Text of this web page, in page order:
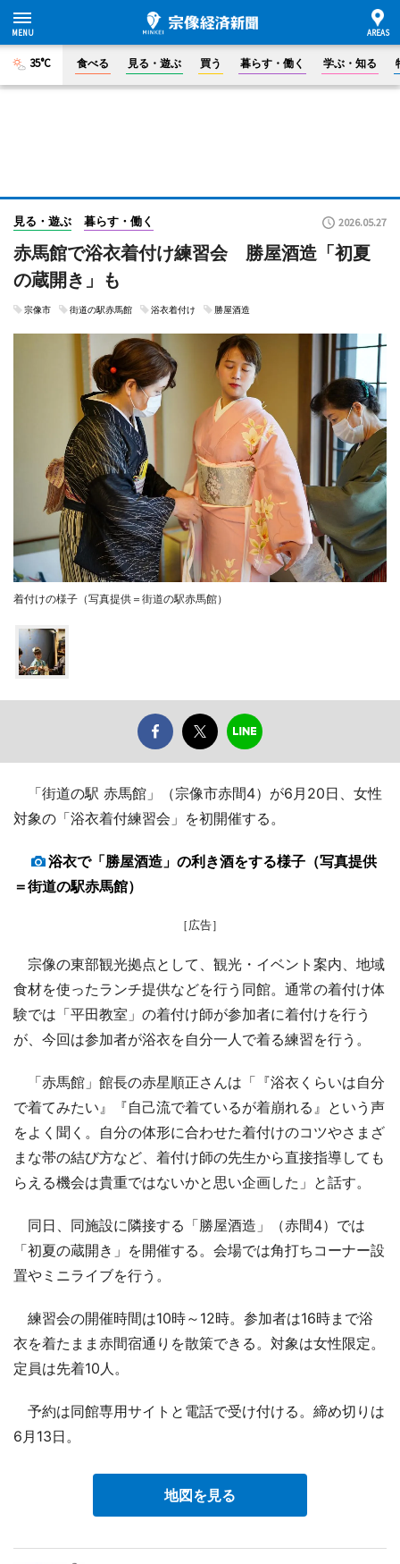
35°C 食べる 見る・遊ぶ 買う 暮らす・働く 学ぶ・知る
見る・遊ぶ 暮らす・働く 2026.05.27
赤馬館で浴衣着付け練習会 勝屋酒造「初夏
の蔵開き」も
宗像市 街道の駅赤馬館 浴衣着付け 勝屋酒造
着付けの様子（写真提供＝街道の駅赤馬館）
「街道の駅 赤馬館」（宗像市赤間4）が6月20日、女性
対象の「浴衣着付練習会」を初開催する。
浴衣で「勝屋酒造」の利き酒をする様子（写真提供
＝街道の駅赤馬館）
［広告］
宗像の東部観光拠点として、観光・イベント案内、地域
食材を使ったランチ提供などを行う同館。通常の着付け体
験では「平田教室」の着付け師が参加者に着付けを行う
が、今回は参加者が浴衣を自分一人で着る練習を行う。
「赤馬館」館長の赤星順正さんは「『浴衣くらいは自分
で着てみたい』『自己流で着ているが着崩れる』という声
をよく聞く。自分の体形に合わせた着付けのコツやさまざ
まな帯の結び方など、着付け師の先生から直接指導しても
らえる機会は貴重ではないかと思い企画した」と話す。
同日、同施設に隣接する「勝屋酒造」（赤間4）では
「初夏の蔵開き」を開催する。会場では角打ちコーナー設
置やミニライブを行う。
練習会の開催時間は10時～12時。参加者は16時まで浴
衣を着たまま赤間宿通りを散策できる。対象は女性限定。
定員は先着10人。
予約は同館専用サイトと電話で受け付ける。締め切りは
6月13日。
地図を見る